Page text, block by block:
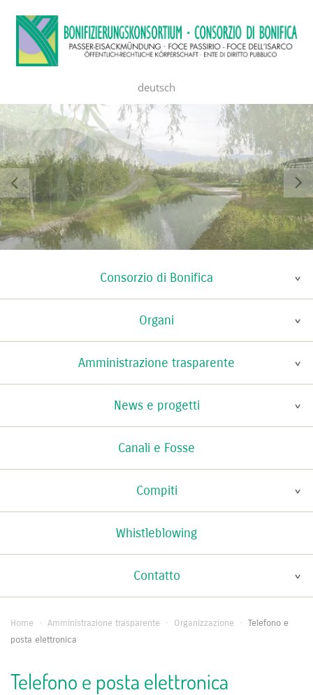
deutsch
Consorzio di Bonifica
Organi
Amministrazione trasparente
News e progetti
Canali e Fosse
Compiti
Whistleblowing
Contatto
Home · Amministrazione trasparente · Organizzazione · Telefono e
posta elettronica
Telefono e posta elettronica